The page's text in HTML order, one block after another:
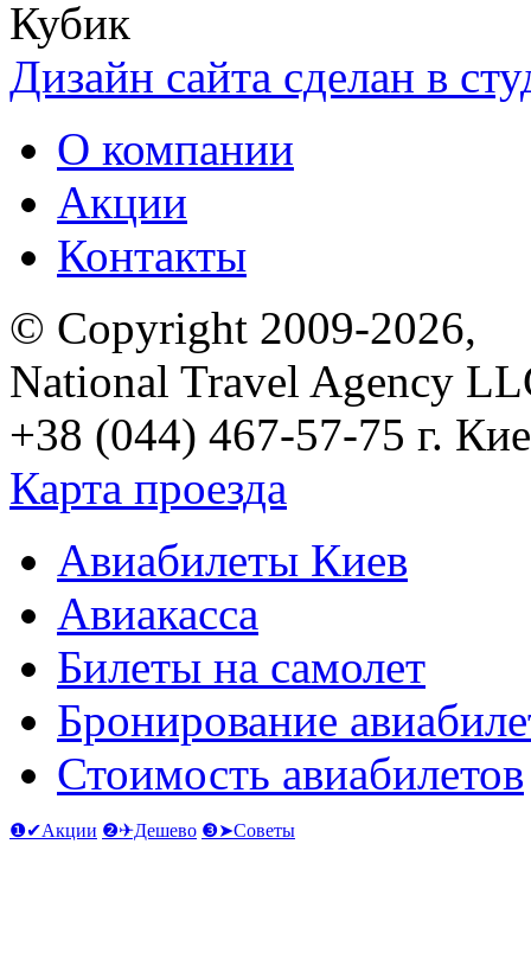
Дизайн сайта сделан в
О компании
Акции
Контакты
© Copyright 2009-2026,
National Travel Agency
+38 (044) 467-57-75 г.
Карта проезда
Авиабилеты Киев
Авиакасса
Билеты на самолет
Бронирование
Стоимость авиабилетов
❶✔Акции ❷✈Дешево ❸➤Советы